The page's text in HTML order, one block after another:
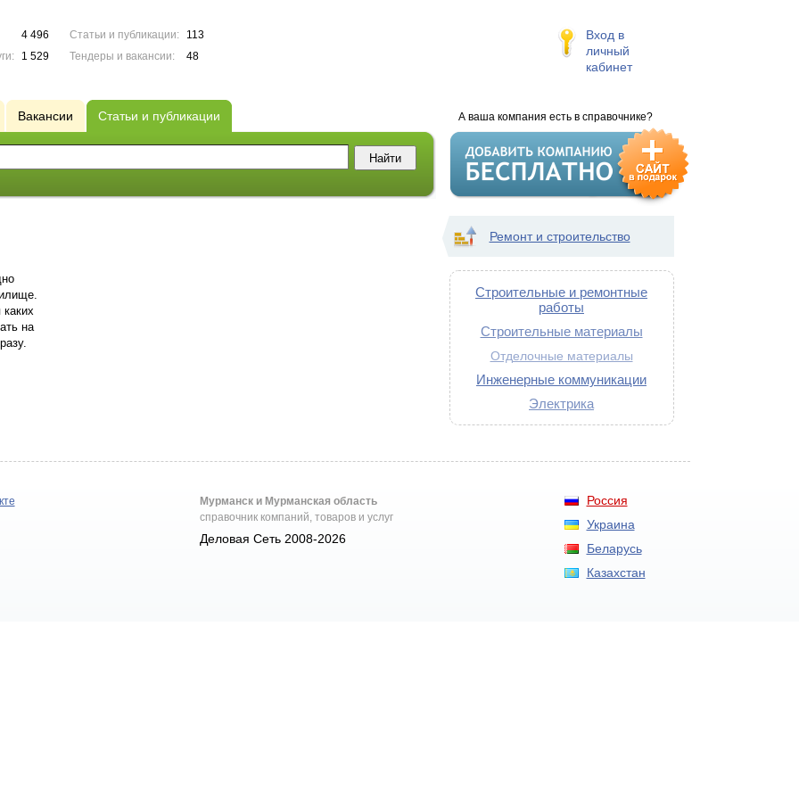
4 496
1 529
Статьи и публикации:
113
Тендеры и вакансии:
48
Вход в
личный
кабинет
А ваша компания есть в справочнике?
Вакансии Статьи и публикации
на
Ремонт и строительство
Строительные и ремонтные
работы
Строительные материалы
Отделочные материалы
Инженерные коммуникации
Электрика
Россия
Украина
Беларусь
Казахстан
Мурманск и Мурманская область
справочник компаний, товаров и услуг
Деловая Сеть 2008-2026